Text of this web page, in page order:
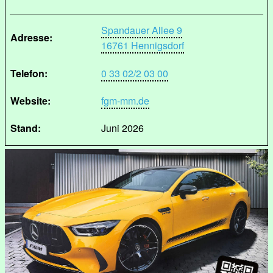
Adresse:
Spandauer Allee 9
16761 Hennigsdorf
Telefon:
0 33 02/2 03 00
Website:
fgm-mm.de
Stand:
Juni 2026